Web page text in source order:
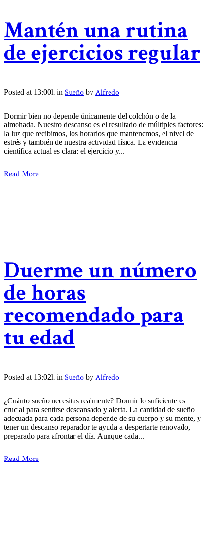
Mantén una rutina
de ejercicios regular
Posted at 13:00h in Sueño by Alfredo
Dormir bien no depende únicamente del colchón o de la
almohada. Nuestro descanso es el resultado de múltiples factores:
la luz que recibimos, los horarios que mantenemos, el nivel de
estrés y también de nuestra actividad física. La evidencia
científica actual es clara: el ejercicio y...
Read More
Duerme un número
de horas
recomendado para
tu edad
Posted at 13:02h in Sueño by Alfredo
¿Cuánto sueño necesitas realmente? Dormir lo suficiente es
crucial para sentirse descansado y alerta. La cantidad de sueño
adecuada para cada persona depende de su cuerpo y su mente, y
tener un descanso reparador te ayuda a despertarte renovado,
preparado para afrontar el día. Aunque cada...
Read More